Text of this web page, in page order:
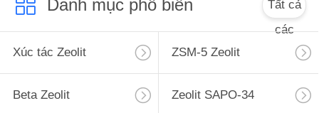
Danh mục phổ biến
Tất cả
các
Xúc tác Zeolit
ZSM-5 Zeolit
Beta Zeolit Zeolit ​​SAPO-34